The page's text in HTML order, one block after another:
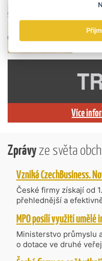
Více
Zprávyze světa
České firmy získají od
přehlednější a
CzechBusiness, která
kompetence agentur
Firmám nabídne
inovací až po
Ministerstvo průmyslu
o dotace ve druhé
– Transfer, Výzkum,